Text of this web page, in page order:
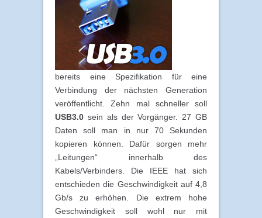
bereits eine Spezifikation für eine
Verbindung der nächsten Generation
veröffentlicht. Zehn mal schneller soll
USB3.0 sein als der Vorgänger. 27 GB
Daten soll man in nur 70 Sekunden
kopieren können. Dafür sorgen mehr
„Leitungen“ innerhalb des
Kabels/Verbinders. Die IEEE hat sich
entschieden die Geschwindigkeit auf 4,8
Gb/s zu erhöhen. Die extrem hohe
Geschwindigkeit soll wohl nur mit